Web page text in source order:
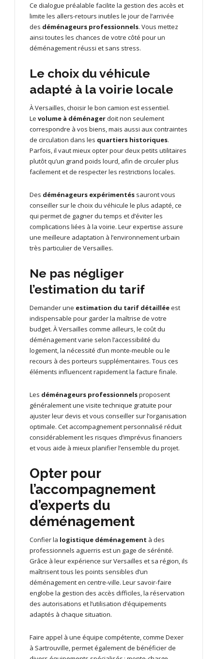
Ce dialogue préalable facilite la gestion des accès et
limite les allers-retours inutiles le jour de l’arrivée
des déménageurs professionnels. Vous mettez
ainsi toutes les chances de votre côté pour un
déménagement réussi et sans stress.
Le choix du véhicule
adapté à la voirie locale
À Versailles, choisir le bon camion est essentiel.
Le volume à déménagerdoit non seulement
correspondre à vos biens, mais aussi aux contraintes
de circulation dans les quartiers historiques.
Parfois, il vaut mieux opter pour deux petits utilitaires
plutôt qu’un grand poids lourd, afin de circuler plus
facilement et de respecter les restrictions locales.
Des déménageurs expérimentés sauront vous
conseiller sur le choix du véhicule le plus adapté, ce
qui permet de gagner du temps et d’éviter les
complications liées à la voirie. Leur expertise assure
une meilleure adaptation à l’environnement urbain
très particulier de Versailles.
Ne pas négliger
l’estimation du tarif
Demander une estimation du tarif détailléeest
indispensable pour garder la maîtrise de votre
budget. À Versailles comme ailleurs, le coût du
déménagement varie selon l’accessibilité du
logement, la nécessité d’un monte-meuble ou le
recours à des porteurs supplémentaires. Tous ces
éléments influencent rapidement la facture finale.
Les déménageurs professionnelsproposent
généralement une visite technique gratuite pour
ajuster leur devis et vous conseiller sur l’organisation
optimale. Cet accompagnement personnalisé réduit
considérablement les risques d’imprévus financiers
et vous aide à mieux planifier l’ensemble du projet.
Opter pour
l’accompagnement
d’experts du
déménagement
Confier la logistique déménagement à des
professionnels aguerris est un gage de sérénité.
Grâce à leur expérience sur Versailles et sa région, ils
maîtrisent tous les points sensibles d’un
déménagement en centre-ville. Leur savoir-faire
englobe la gestion des accès difficiles, la réservation
des autorisations et l’utilisation d’équipements
adaptés à chaque situation.
Faire appel à une équipe compétente, comme Dexer
à Sartrouville, permet également de bénéficier de